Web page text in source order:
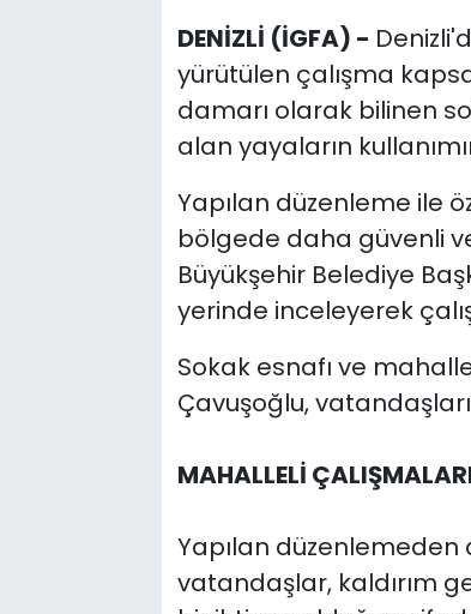
DENİZLİ (İGFA) -
yürütülen çalışma
damarı olarak bilinen
alan yayaların
Yapılan düzenleme ile
bölgede daha güvenli
Büyükşehir Belediye
yerinde inceleyerek
Sokak esnafı ve
Çavuşoğlu,
MAHALLELİ
Yapılan
vatandaşlar, kaldırım